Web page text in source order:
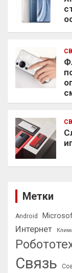
Метки
Android
Интернет
Связь